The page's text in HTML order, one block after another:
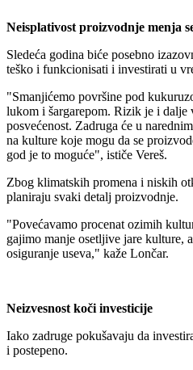
Neisplativost proizvodnje menja
Sledeća godina biće posebno
teško i funkcionisati i investirati u
"Smanjićemo površine pod
lukom i šargarepom. Rizik je i
posvećenost. Zadruga će u
na kulture koje mogu da se
god je to moguće", ističe Vereš.
Zbog klimatskih promena i niskih
planiraju svaki detalj proizvodnje.
"Povećavamo procenat ozimih
gajimo manje osetljive jare kulture,
osiguranje useva," kaže Lončar.
Neizvesnost koči investicije
Iako zadruge pokušavaju da
i postepeno.